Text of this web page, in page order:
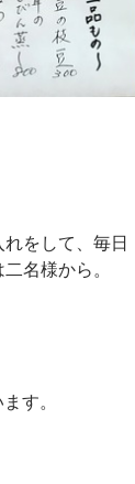
れをして、毎日
名様から。
す。